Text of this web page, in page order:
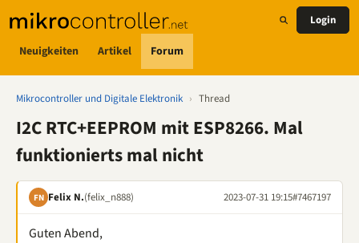
Neuigkeiten Artikel Forum
Login
Mikrocontroller und Digitale Elektronik › Thread
I2C RTC+EEPROM mit ESP8266. Mal
funktionierts mal nicht
FN Felix N.(felix_n888) 2023-07-31 19:15#7467197
Guten Abend,